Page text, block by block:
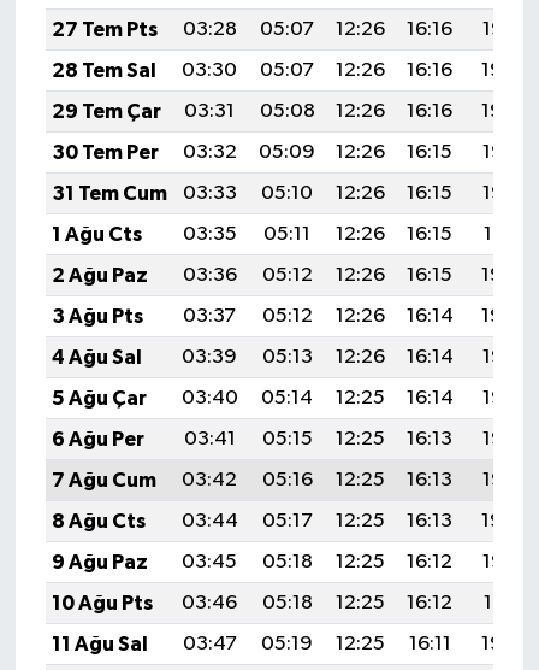
27 Tem Pts
03:28 05:07 12:26 16:16
19:35
28 Tem Sal
03:30 05:07 12:26 16:16
19:34
29 Tem Çar
03:31 05:08 12:26 16:16
19:34
30 Tem Per
03:32 05:09 12:26 16:15
19:33
31 Tem Cum
03:33 05:10 12:26 16:15
19:32
1 Ağu Cts
03:35 05:11 12:26 16:15
19:31
2 Ağu Paz
03:36 05:12 12:26 16:15
19:30
3 Ağu Pts
03:37 05:12 12:26 16:14
19:29
4 Ağu Sal
03:39 05:13 12:26 16:14
19:28
5 Ağu Çar
03:40 05:14 12:25 16:14
19:27
6 Ağu Per
03:41 05:15 12:25 16:13
19:26
7 Ağu Cum
03:42 05:16 12:25 16:13
19:25
8 Ağu Cts
03:44 05:17 12:25 16:13
19:24
9 Ağu Paz
03:45 05:18 12:25 16:12
19:22
10 Ağu Pts
03:46 05:18 12:25 16:12
19:21
11 Ağu Sal
03:47 05:19 12:25 16:11
19:20
ÇEK GÖNDER
KİTAP
HEDEF2020
OTOMOBİL
MİZAH
TARİH
Genel
Politika
BÖLGEDEN
BİLİM TEKNOLOJİ